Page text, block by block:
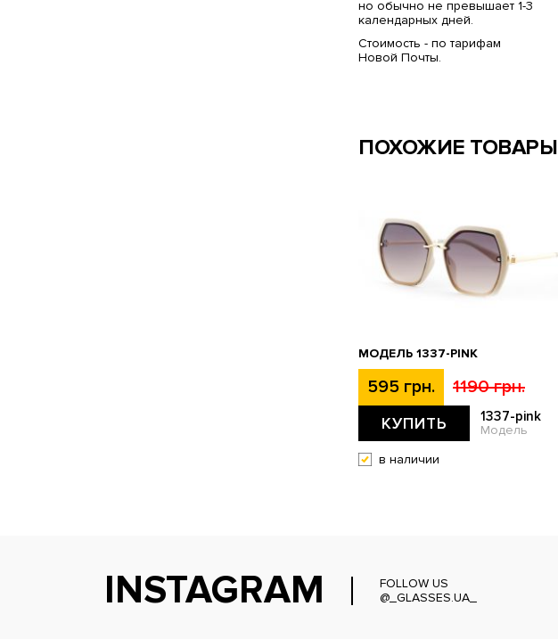
но обычно не превышает 1-3
календарных дней.
Стоимость - по тарифам
Новой Почты.
ПОХОЖИЕ ТОВАРЫ
МОДЕЛЬ 1337-PINK
595 грн. 1190 грн.
КУПИТЬ 1337-pink
Модель
в наличии
INSTAGRAM
FOLLOW US
@_GLASSES.UA_